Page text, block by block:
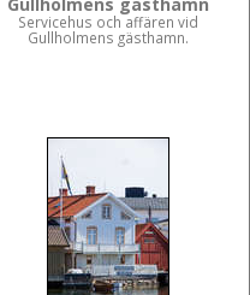
Servicehus och affären vid
Gullholmens gästhamn.